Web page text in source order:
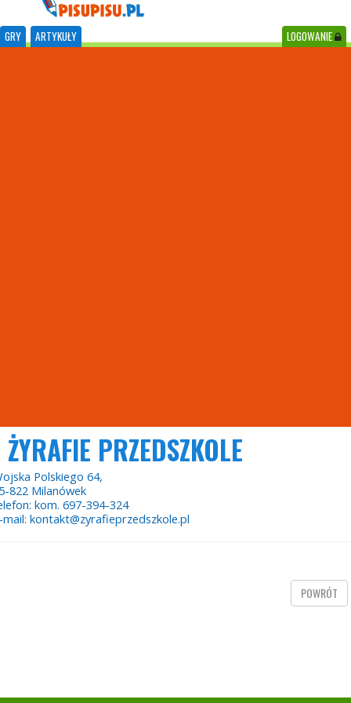
GRY ARTYKUŁY LOGOWANIE
ŻYRAFIE PRZEDSZKOLE
Polskiego 64,
822 Milanówek
kom. 697-394-324
kontakt@zyrafieprzedszkole.pl
POWRÓT